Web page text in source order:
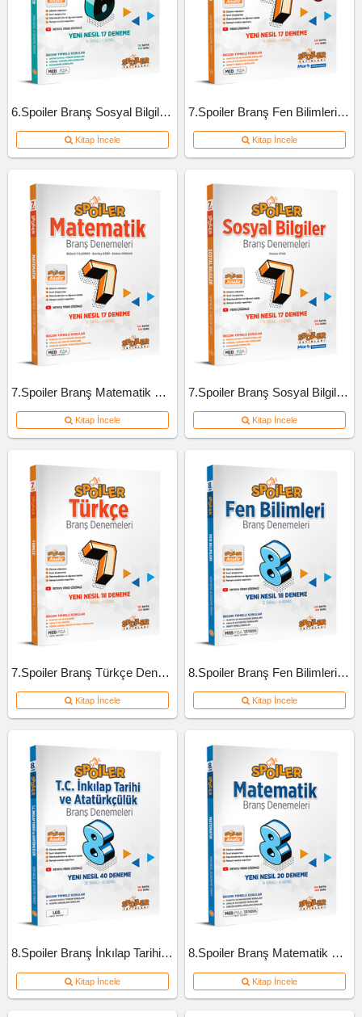
6.Spoiler Branş Sosyal Bilgiler Deneme
Kitap İncele
7.Spoiler Branş Fen Bilimleri Deneme
Kitap İncele
7.Spoiler Branş Matematik Deneme
Kitap İncele
7.Spoiler Branş Sosyal Bilgiler Deneme
Kitap İncele
7.Spoiler Branş Türkçe Deneme
Kitap İncele
8.Spoiler Branş Fen Bilimleri Deneme
Kitap İncele
8.Spoiler Branş İnkılap Tarihi Ve Atatürkçülük Deneme
Kitap İncele
8.Spoiler Branş Matematik Deneme
Kitap İncele